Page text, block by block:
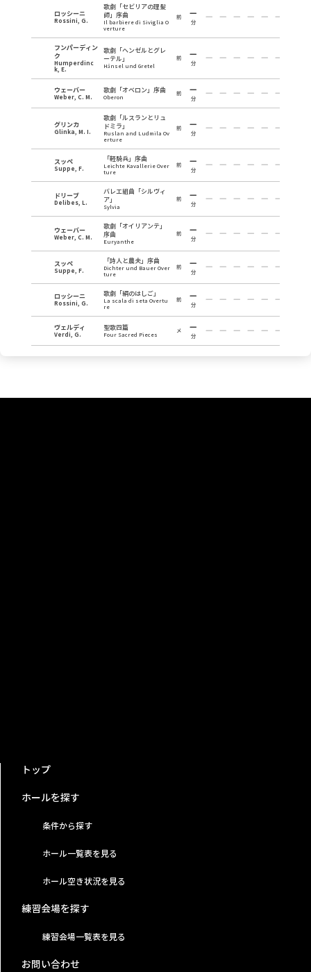
ロッシーニ
Rossini, G.
歌劇「セビリアの理髪
師」序曲
Il barbiere di Siviglia O
verture
前
分
フンパーディン
ク
Humperdinc
k, E.
歌劇「ヘンゼルとグレ
ーテル」
Hänsel und Gretel
前
分
ウェーバー
Weber, C. M.
歌劇「オベロン」序曲
Oberon
前
分
グリンカ
Glinka, M. I.
歌劇「ルスランとリュ
ドミラ」
Ruslan and Ludmila Ov
erture
前
分
スッペ
Suppe, F.
「軽騎兵」序曲
Leichte Kavallerie Over
ture
前
分
ドリーブ
Delibes, L.
バレエ組曲「シルヴィ
ア」
Sylvia
前
分
ウェーバー
Weber, C. M.
歌劇「オイリアンテ」
序曲
Euryanthe
前
分
スッペ
Suppe, F.
「詩人と農夫」序曲
Dichter und Bauer Over
ture
前
分
ロッシーニ
Rossini, G.
歌劇「絹のはしご」
La scala di seta Overtu
re
前
分
ヴェルディ
Verdi, G.
聖歌四篇
Four Sacred Pieces
メ
分
トップ
ホールを探す
条件から探す
ホール一覧表を見る
ホール空き状況を見る
練習会場を探す
練習会場一覧表を見る
お問い合わせ